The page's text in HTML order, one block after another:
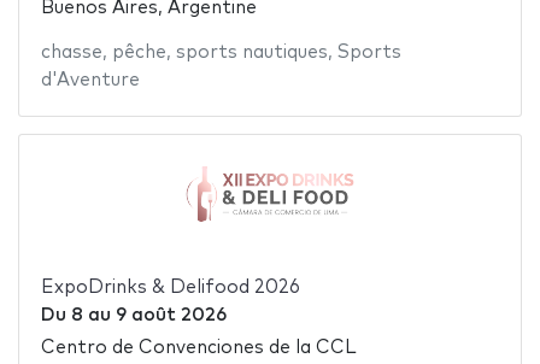
Buenos Aires, Argentine
chasse, pêche, sports nautiques, Sports
d'Aventure
ExpoDrinks & Delifood 2026
Du 8 au 9 août 2026
Centro de Convenciones de la CCL